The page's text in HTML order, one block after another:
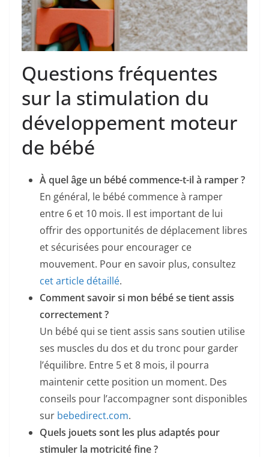
Questions fréquentes
sur la stimulation du
développement moteur
de bébé
À quel âge un bébé commence-t-il à ramper ?
En général, le bébé commence à ramper
entre 6 et 10 mois. Il est important de lui
offrir des opportunités de déplacement libres
et sécurisées pour encourager ce
mouvement. Pour en savoir plus, consultez
cet article détaillé.
Comment savoir si mon bébé se tient assis
correctement ?
Un bébé qui se tient assis sans soutien utilise
ses muscles du dos et du tronc pour garder
l’équilibre. Entre 5 et 8 mois, il pourra
maintenir cette position un moment. Des
conseils pour l’accompagner sont disponibles
sur bebedirect.com.
Quels jouets sont les plus adaptés pour
stimuler la motricité fine ?